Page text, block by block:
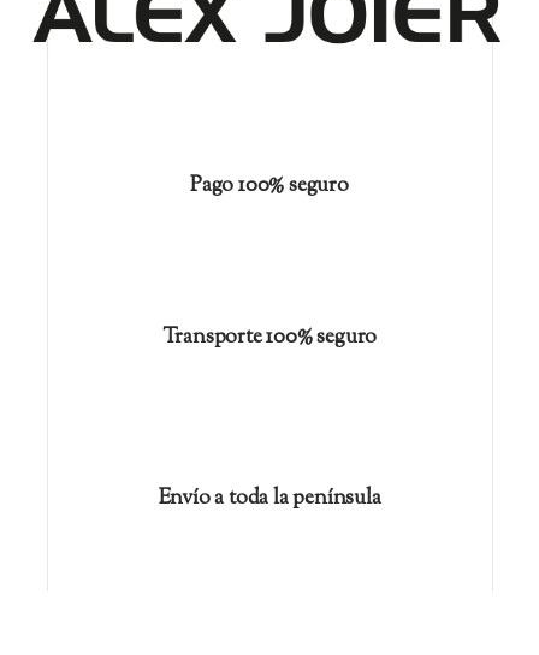
Pago 100% seguro
Transporte 100% seguro
Envío a toda la península